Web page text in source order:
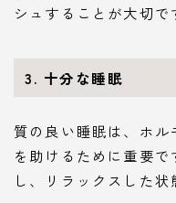
シュすることが大切で
3. 十分な睡眠
質の良い睡眠は、ホ
を助けるために重要
し、リラックスした状